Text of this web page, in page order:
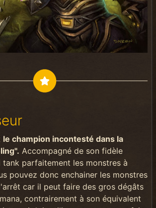
le champion incontesté dans la
Accompagné de son fidèle
parfaitement les monstres à
pouvez donc enchainer les monstres
car il peut faire des gros dégâts
contrairement à son équivalent